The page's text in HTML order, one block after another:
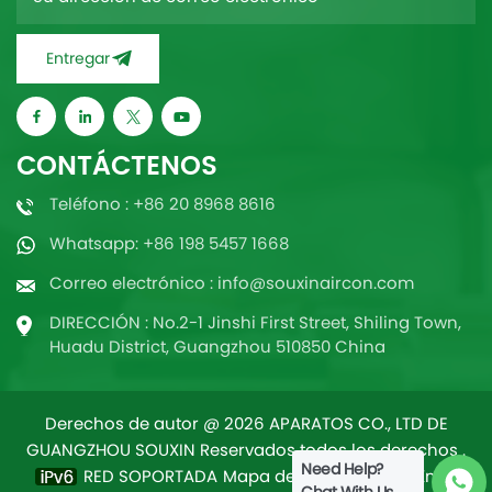
Entregar
CONTÁCTENOS
Teléfono : +86 20 8968 8616
Whatsapp: +86 198 5457 1668
Correo electrónico : info@souxinaircon.com
DIRECCIÓN : No.2-1 Jinshi First Street, Shiling Town,
Huadu District, Guangzhou 510850 China
Derechos de autor @ 2026 APARATOS CO., LTD DE
GUANGZHOU SOUXIN Reservados todos los derechos .
RED SOPORTADA Mapa del sitio/Blog Xml/
Need Help?